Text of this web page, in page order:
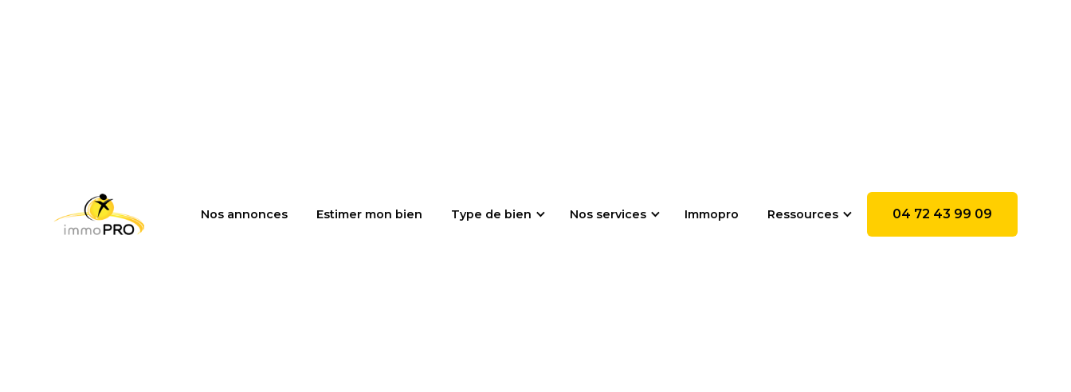
Nos annonces Estimer mon bien Type de bien Nos services Immopro Ressources 04 72 43 99 09